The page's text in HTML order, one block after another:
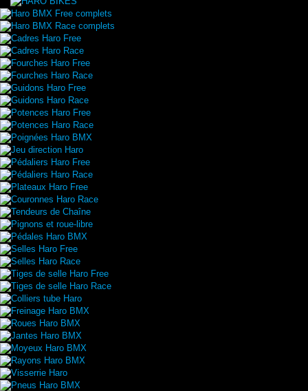
Haro BMX Free complets
Haro BMX Race complets
Cadres Haro Free
Cadres Haro Race
Fourches Haro Free
Fourches Haro Race
Guidons Haro Free
Guidons Haro Race
Potences Haro Free
Potences Haro Race
Poignées Haro BMX
Jeu direction Haro
Pédaliers Haro Free
Pédaliers Haro Race
Plateaux Haro Free
Couronnes Haro Race
Tendeurs de Chaîne
Pignons et roue-libre
Pédales Haro BMX
Selles Haro Free
Selles Haro Race
Tiges de selle Haro Free
Tiges de selle Haro Race
Colliers tube Haro
Freinage Haro BMX
Roues Haro BMX
Jantes Haro BMX
Moyeux Haro BMX
Rayons Haro BMX
Visserrie Haro
Pneus Haro BMX